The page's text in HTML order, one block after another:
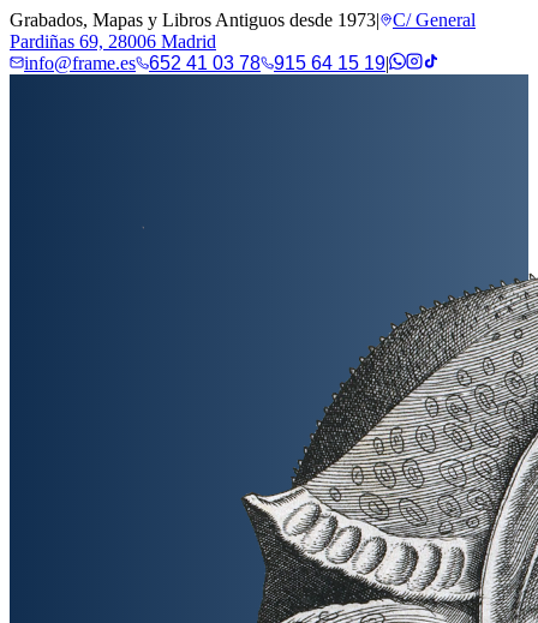
Grabados, Mapas y Libros Antiguos desde 1973|
C/ General
Pardiñas 69, 28006 Madrid
info@frame.es
652 41 03 78 915 64 15 19|